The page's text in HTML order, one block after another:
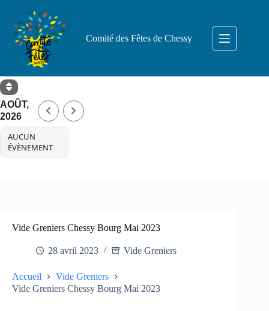
Comité des Fêtes de Chessy
AOÛT,
2026
AUCUN
ÉVÈNEMENT
Vide Greniers Chessy Bourg Mai 2023
28 avril 2023 Vide Greniers
Accueil
Vide Greniers
Vide Greniers Chessy Bourg Mai 2023